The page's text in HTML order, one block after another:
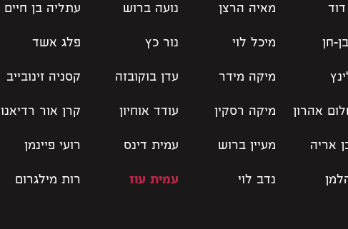
חן
אהרון
אריה
מאיה הרצן
מיכל לוי
מיקה מידר
מיקה רסקין
מעיין ברוש
נדב לוי
נועה ברוש
נור כץ
עדן בוקובזה
עודד אוחיון
עמית דינס
עמית עוז
עתליה בן חיים
פלג אשד
קסניה זינובייב
קרן אור רדיאנו
רועי פיינמן
רות מילגרום